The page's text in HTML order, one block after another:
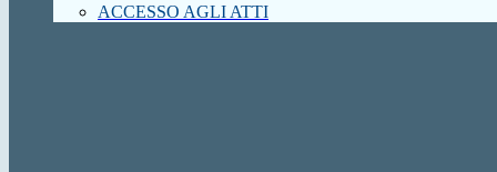
ACCESSO AGLI ATTI